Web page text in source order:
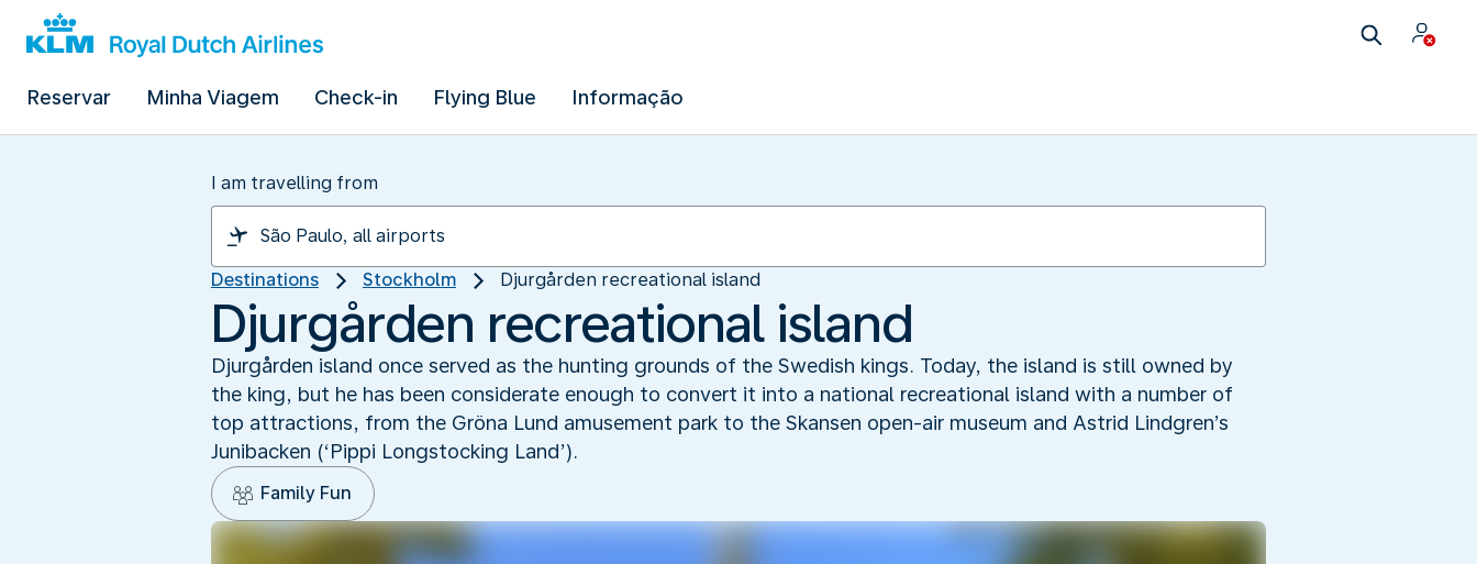
Reservar Minha Viagem Check-in Flying Blue Informação
I am travelling from
Destinations Stockholm Djurgården recreational island
Djurgården recreational island
Djurgården island once served as the hunting grounds of the Swedish kings. Today, the island is still owned by
the king, but he has been considerate enough to convert it into a national recreational island with a number of
top attractions, from the Gröna Lund amusement park to the Skansen open-air museum and Astrid Lindgren’s
Junibacken (‘Pippi Longstocking Land’).
Family Fun